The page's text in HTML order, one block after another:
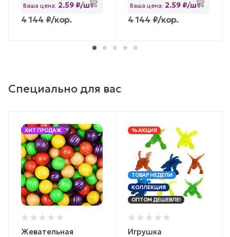
Ваша цена: 2.59 ₽/шт
4 144 ₽/кор.
Ваша цена: 2.59 ₽/шт
4 144 ₽/кор.
Специально для вас
ХИТ ПРОДАЖ
Жевательная
% АКЦИЯ
ТОВАР НЕДЕЛИ
КОЛЛЕКЦИЯ
ОПТОМ ДЕШЕВЛЕ!
Игрушка